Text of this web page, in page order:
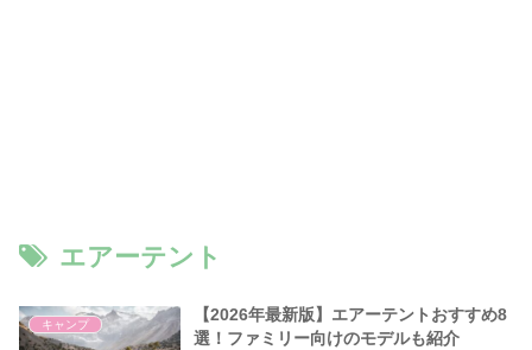
エアーテント
キャンプ
【2026年最新版】エアーテントおすすめ8
選！ファミリー向けのモデルも紹介